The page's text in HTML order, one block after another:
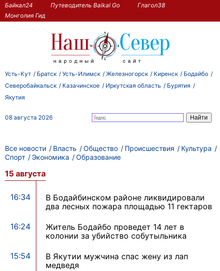
Байкал24 Путеводитель Baikal Go
Глагол38
Монголия Гид
Усть-Кут Братск Усть-Илимск Железногорск Киренск
Бодайбо
Северобайкальск
Казачинское Иркутская область
Бурятия
Якутия
08 августа 2026
Все новости Власть Общество Происшествия
Культура
Спорт
Экономика Образование
15 августа
16:34
В Бодайбинском районе ликвидировали
два лесных пожара площадью 11 гектаров
16:24
Житель Бодайбо проведет 14 лет в
колонии за убийство собутыльника
15:54
В Якутии мужчина спас жену из лап
медведя